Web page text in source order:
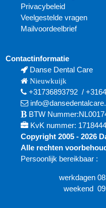
Privacybeleid
Veelgestelde vragen
Mailvoordeelbrief
Contactinformatie
Danse Dental Care
Nieuwkuijk
+31736893792 /
BTW
KvK nummer:
Copyright 2005 - 2026
Alle rechten
Persoonlijk bereikbaar :
werkdagen
weekend